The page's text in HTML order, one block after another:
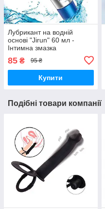
Лубрикант на водній
основі "Jirun" 60 мл -
Інтимна змазка
85 ₴ 95 ₴
Купити
Подібні товари компанії